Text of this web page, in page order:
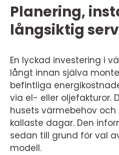
Planering,
långsiktig
En lyckad investering i
långt innan själva
befintliga
via el- eller oljefakturor.
husets värmebehov
kallaste dagar. Den
sedan till grund för val
modell.